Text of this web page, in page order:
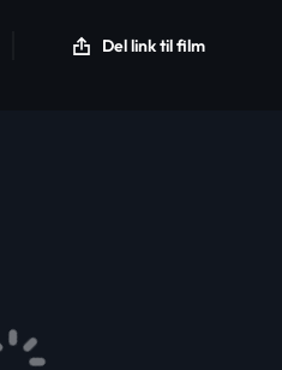
Del link til film